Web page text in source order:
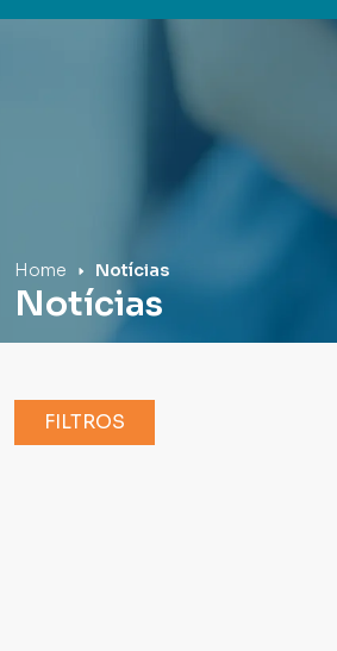
Home Notícias
Notícias
FILTROS